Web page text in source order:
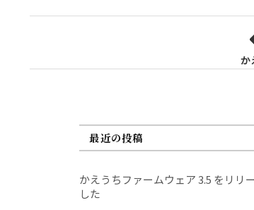
ス
か
最近の投稿
かえうちファームウェア 3.5 をリリ
した